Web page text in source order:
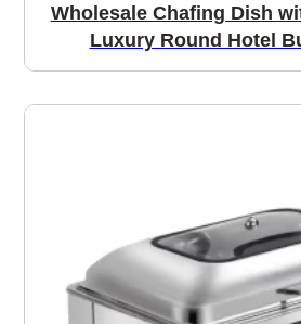
Wholesale Chafing Dish
Luxury Round Hotel